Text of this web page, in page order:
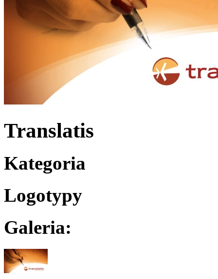
Translatis
Kategoria
Logotypy
Galeria: